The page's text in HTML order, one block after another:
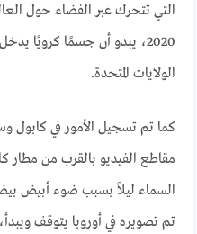
التي تتحرك عبر الفضاء حول
2020، يبدو أن جسمًا
الولايات المتحدة.
كما تم تسجيل الأمور في كابول
مقاطع الفيديو بالقرب من مطار
السماء ليلاً بسبب ضوء أبيض
تم تصويره في أوروبا يتوقف